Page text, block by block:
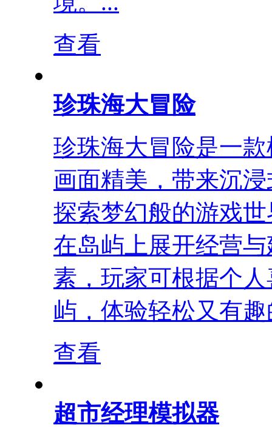
查看
珍珠海大冒险
珍珠海大冒险是一
画面精美，带来沉
探索梦幻般的游戏
在岛屿上展开经营
素，玩家可根据个
屿，体验轻松又有
查看
超市经理模拟器